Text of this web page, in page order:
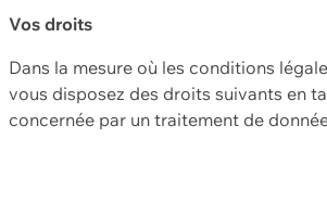
Vos droits
Dans la mesure où les conditions
vous disposez des droits suivants en
concernée par un traitement de